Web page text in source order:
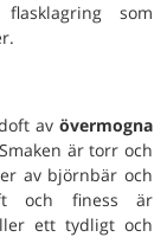
som
av övermogna
är torr och
av björnbär och
och finess är
ett tydligt och